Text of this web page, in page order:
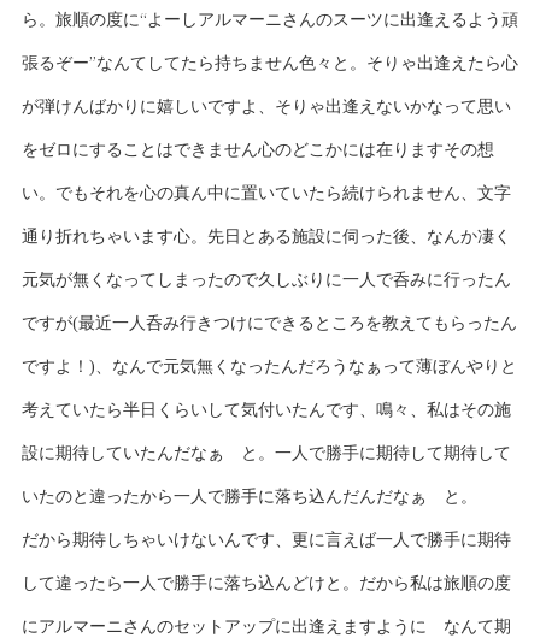
ら。旅順の度に“よーしアルマーニさんのスーツに出逢えるよう頑
張るぞー”なんてしてたら持ちません色々と。そりゃ出逢えたら心
が弾けんばかりに嬉しいですよ、そりゃ出逢えないかなって思い
をゼロにすることはできません心のどこかには在りますその想
い。でもそれを心の真ん中に置いていたら続けられません、文字
通り折れちゃいます心。先日とある施設に伺った後、なんか凄く
元気が無くなってしまったので久しぶりに一人で呑みに行ったん
ですが(最近一人呑み行きつけにできるところを教えてもらったん
ですよ！)、なんで元気無くなったんだろうなぁって薄ぼんやりと
考えていたら半日くらいして気付いたんです、鳴々、私はその施
設に期待していたんだなぁ と。一人で勝手に期待して期待して
いたのと違ったから一人で勝手に落ち込んだんだなぁ と。
だから期待しちゃいけないんです、更に言えば一人で勝手に期待
して違ったら一人で勝手に落ち込んどけと。だから私は旅順の度
にアルマーニさんのセットアップに出逢えますように なんて期